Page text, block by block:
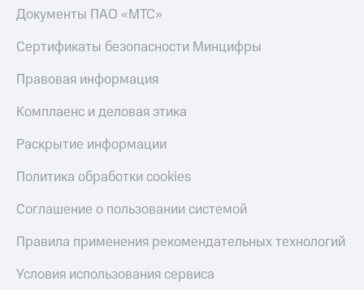
Документы ПАО «МТС»
Сертификаты безопасности Минцифры
Правовая информация
Комплаенс и деловая этика
Раскрытие информации
Политика обработки cookies
Соглашение о пользовании системой
Правила применения рекомендательных технологий
Условия использования сервиса